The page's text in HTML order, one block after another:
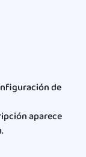
de
aparece